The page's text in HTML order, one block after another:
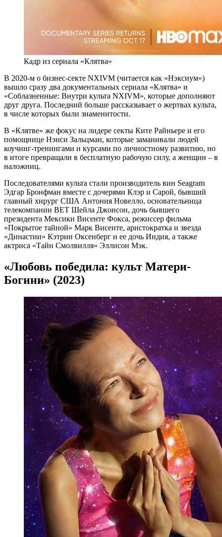
Кадр из сериала «Клятва»
В 2020-м о бизнес-секте NXIVM (читается как «Нэксиум»)
вышло сразу два документальных сериала «Клятва» и
«Соблазненные: Внутри культа NXIVM», которые дополняют
друг друга. Последний больше рассказывает о жертвах культа,
в числе которых были знаменитости.
В «Клятве» же фокус на лидере секты Ките Райньере и его
помощнице Нэнси Зальцман, которые заманивали людей
коучинг-тренингами и курсами по личностному развитию, но
в итоге превращали в бесплатную рабочую силу, а женщин – в
наложниц.
Последователями культа стали производитель вин Seagram
Эдгар Бронфман вместе с дочерями Клэр и Сарой, бывший
главный хирург США Антония Новелло, основательница
телекомпании BET Шейла Джонсон, дочь бывшего
президента Мексики Висенте Фокса, режиссер фильма
«Покрытое тайной» Марк Висенте, аристократка и звезда
«Династии» Кэтрин Оксенберг и ее дочь Индия, а также
актриса «Тайн Смолвилля» Эллисон Мэк.
«Любовь победила: культ Матери-
Богини» (2023)